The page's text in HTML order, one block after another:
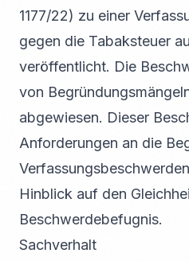
1177/22) zu einer
gegen die Tabaksteuer
veröffentlicht. Die
von
abgewiesen. Dieser
Anforderungen an die
Hinblick auf den
Beschwerdebefugnis.
Sachverhalt